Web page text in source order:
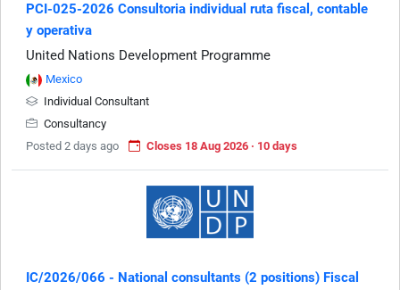
PCI-025-2026 Consultoria individual ruta fiscal, contable
y operativa
United Nations Development Programme
Mexico
Individual Consultant
Consultancy
Posted 2 days ago
Closes 18 Aug 2026 · 10 days
IC/2026/066 - National consultants (2 positions) Fiscal